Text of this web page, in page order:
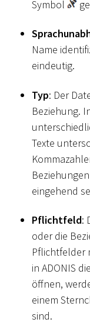
Symbol
Name
eindeutig.
Typ: Der
Beziehung.
Texte
eingehend
Pflichtfeld:
oder die
Pflichtfelder
in ADONIS
öffnen,
einem
sind.